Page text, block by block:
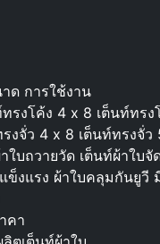
ด การใช้งาน
งโค้ง 4 x 8 เต็นท์ทร
จั่ว 4 x 8 เต็นท์ทรงจั่
บถวายวัด เต็นท์ผ้าใบจั
งแรง ผ้าใบคลุมกันยูวี
คา